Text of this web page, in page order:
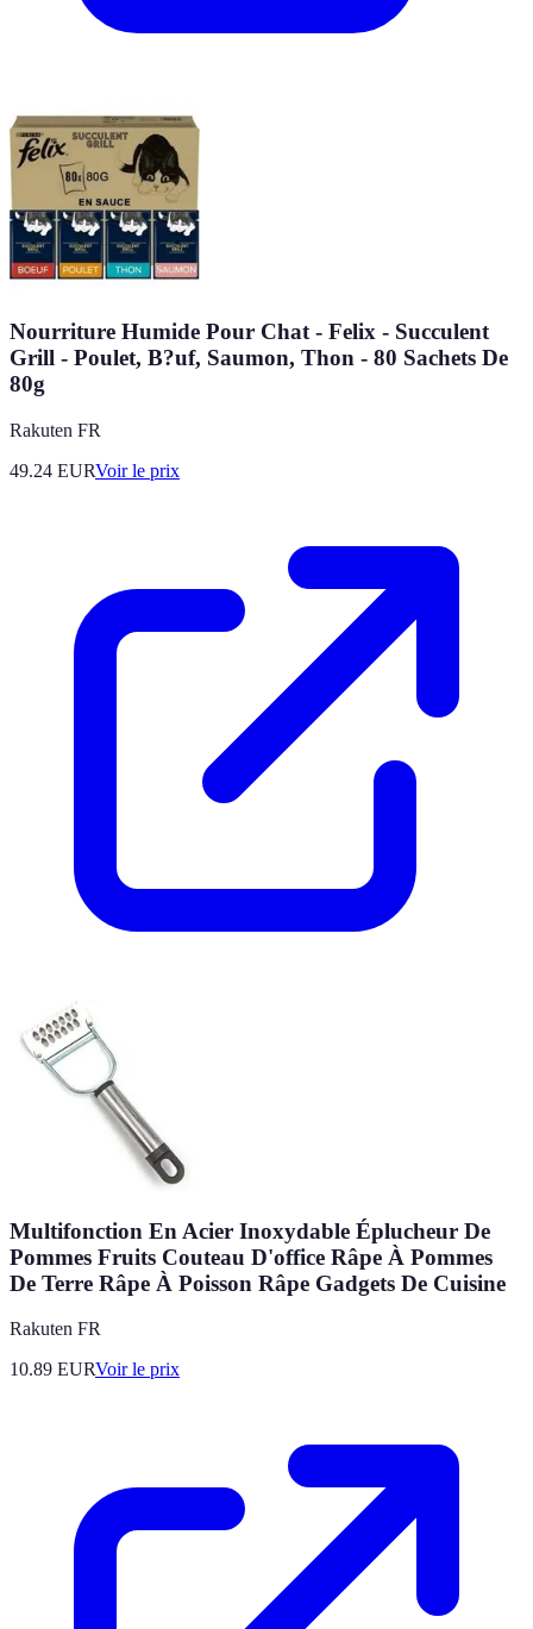
Nourriture Humide Pour Chat - Felix - Succulent
Grill - Poulet, B?uf, Saumon, Thon - 80 Sachets De
80g
Rakuten FR
49.24 EURVoir le prix
Multifonction En Acier Inoxydable Éplucheur De
Pommes Fruits Couteau D'office Râpe À Pommes
De Terre Râpe À Poisson Râpe Gadgets De Cuisine
Rakuten FR
10.89 EURVoir le prix